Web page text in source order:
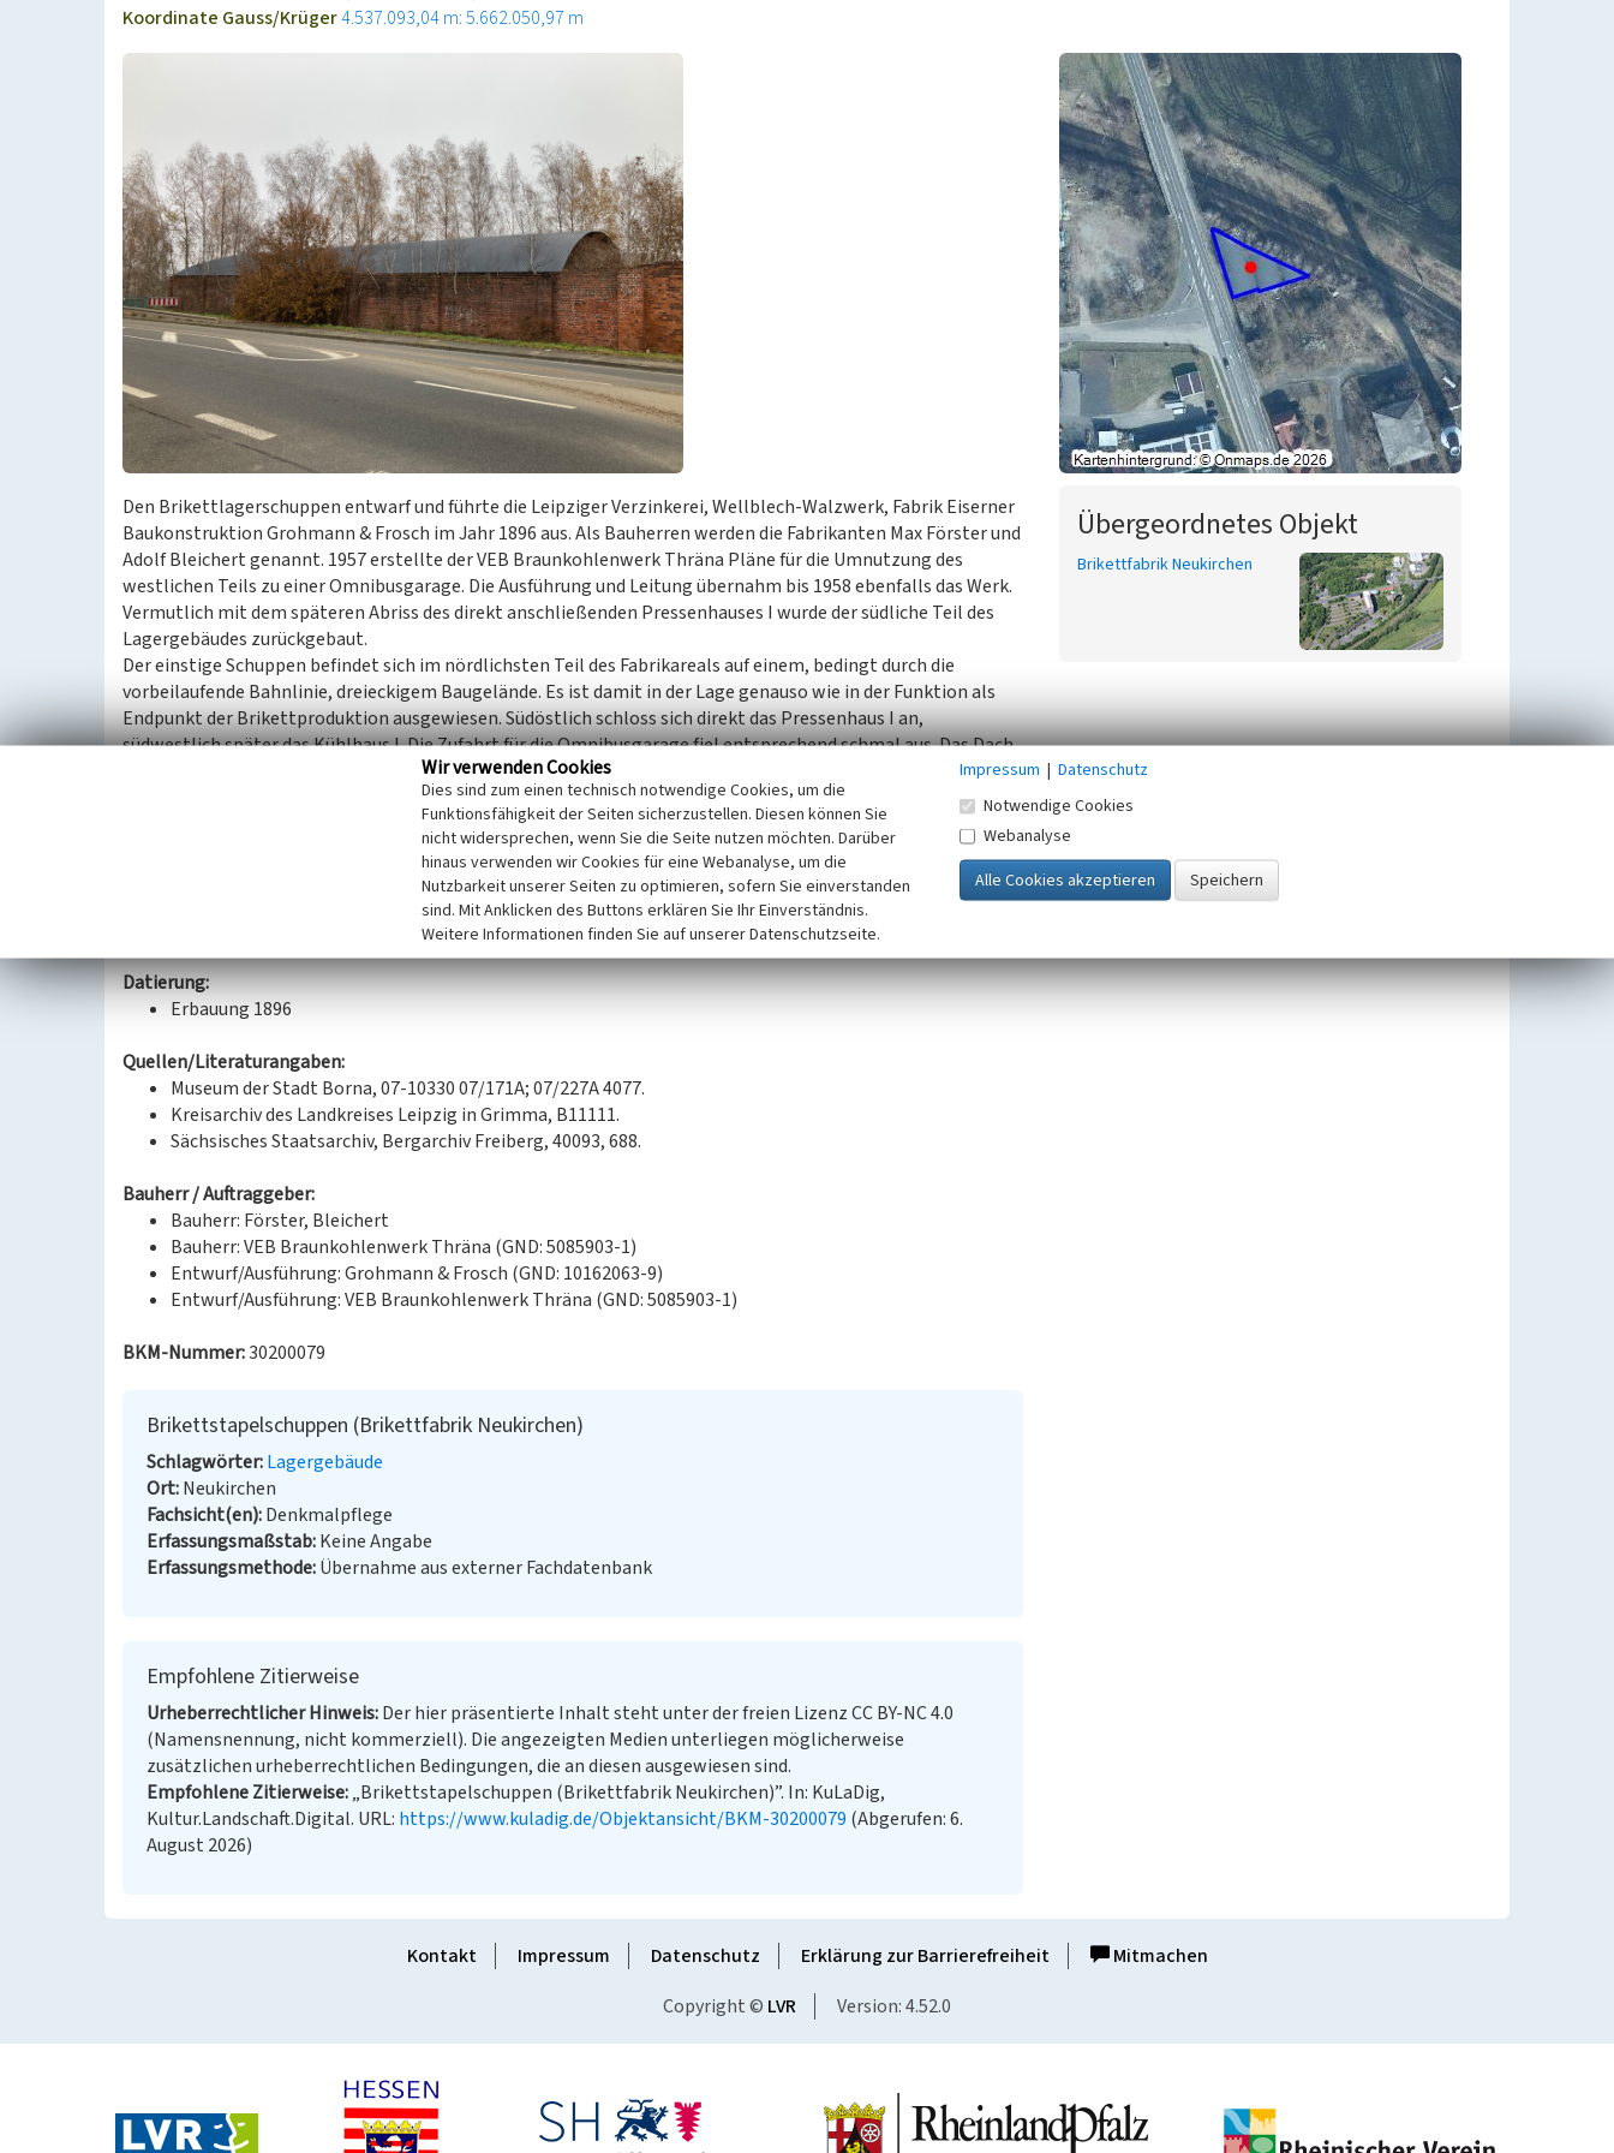
Koordinate Gauss/Krüger4.537.093,04 m: 5.662.050,97 m
Den Brikettlagerschuppen entwarf und führte die Leipziger Verzinkerei, Wellblech-Walzwerk, Fabrik Eiserner
Baukonstruktion Grohmann & Frosch im Jahr 1896 aus. Als Bauherren werden die Fabrikanten Max Förster und
Adolf Bleichert genannt. 1957 erstellte der VEB Braunkohlenwerk Thräna Pläne für die Umnutzung des
westlichen Teils zu einer Omnibusgarage. Die Ausführung und Leitung übernahm bis 1958 ebenfalls das Werk.
Vermutlich mit dem späteren Abriss des direkt anschließenden Pressenhauses I wurde der südliche Teil des
Lagergebäudes zurückgebaut.
Der einstige Schuppen befindet sich im nördlichsten Teil des Fabrikareals auf einem, bedingt durch die
vorbeilaufende Bahnlinie, dreieckigem Baugelände. Es ist damit in der Lage genauso wie in der Funktion als
Endpunkt der Brikettproduktion ausgewiesen. Südöstlich schloss sich direkt das Pressenhaus I an,
südwestlich später das Kühlhaus I. Die Zufahrt für die Omnibusgarage fiel entsprechend schmal aus. Das Dach
des roten Klinkerbaus wird durch drei Rundtonnen aus Wellblech charakterisiert. Ursprünglich waren es vier.
Rundbogige Fenster in verschiedenen Größen sorgen für die Belichtung und gestalterische Qualität des nach
Süden offenen Baukörpers. Der Brikettstapelschuppen ist trotz seiner nur untergeordneten Rolle in der
Brikettproduktion als ein sehr frühes und inzwischen seltenes Beispiel erhalten. Er besitzt künstlerische und
überregionale wirtschafts- und technikgeschichtliche Bedeutung.
(Josephine Dreßler, Landesamt für Denkmalpflege Sachsen, 2023)
Datierung:
Erbauung 1896
Quellen/Literaturangaben:
Museum der Stadt Borna, 07-10330 07/171A; 07/227A 4077.
Kreisarchiv des Landkreises Leipzig in Grimma, B11111.
Sächsisches Staatsarchiv, Bergarchiv Freiberg, 40093, 688.
Bauherr / Auftraggeber:
Bauherr: Förster, Bleichert
Bauherr: VEB Braunkohlenwerk Thräna (GND: 5085903-1)
Entwurf/Ausführung: Grohmann & Frosch (GND: 10162063-9)
Entwurf/Ausführung: VEB Braunkohlenwerk Thräna (GND: 5085903-1)
BKM-Nummer:30200079
Brikettstapelschuppen (Brikettfabrik Neukirchen)
Schlagwörter Lagergebäude
Ort Neukirchen
Fachsicht(en) Denkmalpflege
Erfassungsmaßstab Keine Angabe
Erfassungsmethode Übernahme aus externer Fachdatenbank
Empfohlene Zitierweise
Urheberrechtlicher Hinweis Der hier präsentierte Inhalt steht unter der freien Lizenz CC BY-NC 4.0
(Namensnennung, nicht kommerziell). Die angezeigten Medien unterliegen möglicherweise
zusätzlichen urheberrechtlichen Bedingungen, die an diesen ausgewiesen sind.
Empfohlene Zitierweise „Brikettstapelschuppen (Brikettfabrik Neukirchen)”. In: KuLaDig,
Kultur.Landschaft.Digital. URL: https://www.kuladig.de/Objektansicht/BKM-30200079 (Abgerufen: 6.
August 2026)
Übergeordnetes Objekt
Brikettfabrik Neukirchen
Kontakt Impressum Datenschutz Erklärung zur Barrierefreiheit
Mitmachen
Copyright © LVR Version: 4.52.0
Wir verwenden Cookies
Dies sind zum einen technisch notwendige Cookies, um die
Funktionsfähigkeit der Seiten sicherzustellen. Diesen können Sie
nicht widersprechen, wenn Sie die Seite nutzen möchten. Darüber
hinaus verwenden wir Cookies für eine Webanalyse, um die
Nutzbarkeit unserer Seiten zu optimieren, sofern Sie einverstanden
sind. Mit Anklicken des Buttons erklären Sie Ihr Einverständnis.
Weitere Informationen finden Sie auf unserer Datenschutzseite.
Impressum | Datenschutz
Notwendige Cookies
Webanalyse